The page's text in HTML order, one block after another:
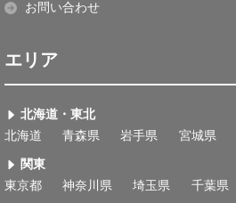
お問い合わせ
エリア
北海道・東北
北海道
青森県 岩手県 宮城県
関東
東京都
神奈川県 埼玉県 千葉県